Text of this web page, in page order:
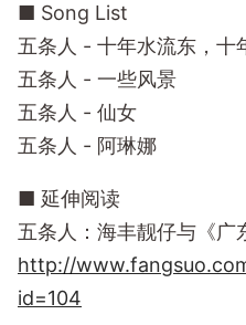
■ Song List
五条人 - 十年水流东，十
五条人 - 一些风景
五条人 - 仙女
五条人 - 阿琳娜
■ 延伸阅读
五条人：海丰靓仔与《广
http://
id=104